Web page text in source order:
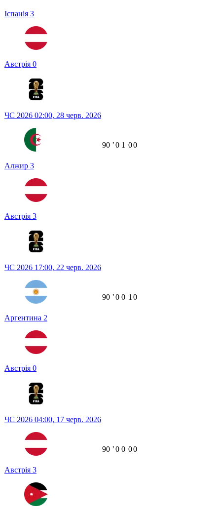
Іспанія 3
Австрія 0
ЧС 2026 02:00, 28 черв. 2026
Алжир 3
Австрія 3
90 ʼ0 1 00
ЧС 2026 17:00, 22 черв. 2026
Аргентина 2
Австрія 0
90 ʼ0 0 1 0
ЧС 2026 04:00, 17 черв. 2026
Австрія 3
90 ʼ0 0 00